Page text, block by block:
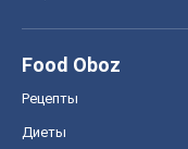
Food Oboz
Рецепты
Диеты